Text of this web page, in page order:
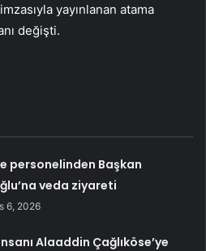
yayınlanan atama
değişti.
personelinden Başkan
veda ziyareti
6, 2026
Alaaddin Çağlıköse’ye